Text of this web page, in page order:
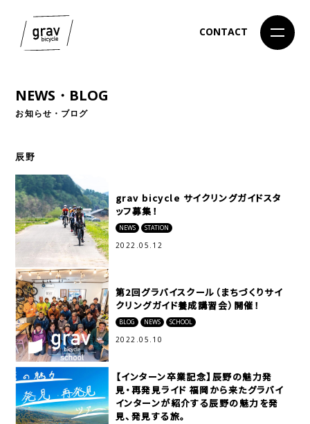
CONTACT
NEWS・BLOG
お知らせ・ブログ
辰野
grav bicycle サイクリングガイドスタ
ッフ募集！
NEWS STATION
2022.05.12
第2回グラバイスクール（まちづくりサイ
クリングガイド養成講習会）開催！
BLOG NEWS SCHOOL
2022.05.10
【インターン卒業記念】辰野の魅力発
見・再発見ライド 福岡から来たグラバイ
インターンが紹介する辰野の魅力を発
見、発見する旅。